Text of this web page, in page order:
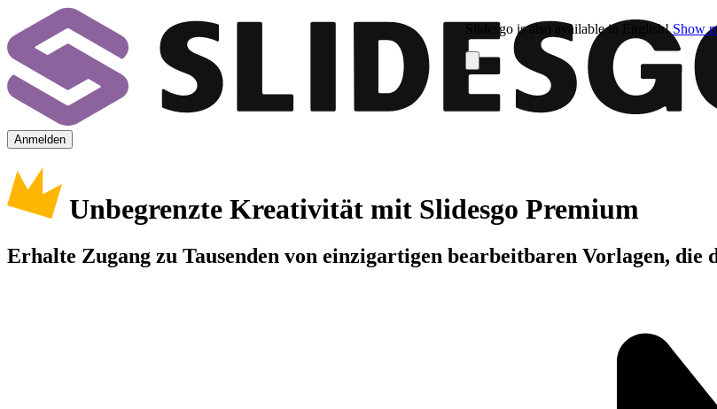
Slidesgo is also available in English! Show
Anmelden
Unbegrenzte Kreativität mit Slidesgo Premium
Erhalte Zugang zu Tausenden von einzigartigen bearbeitbaren Vorlagen, die